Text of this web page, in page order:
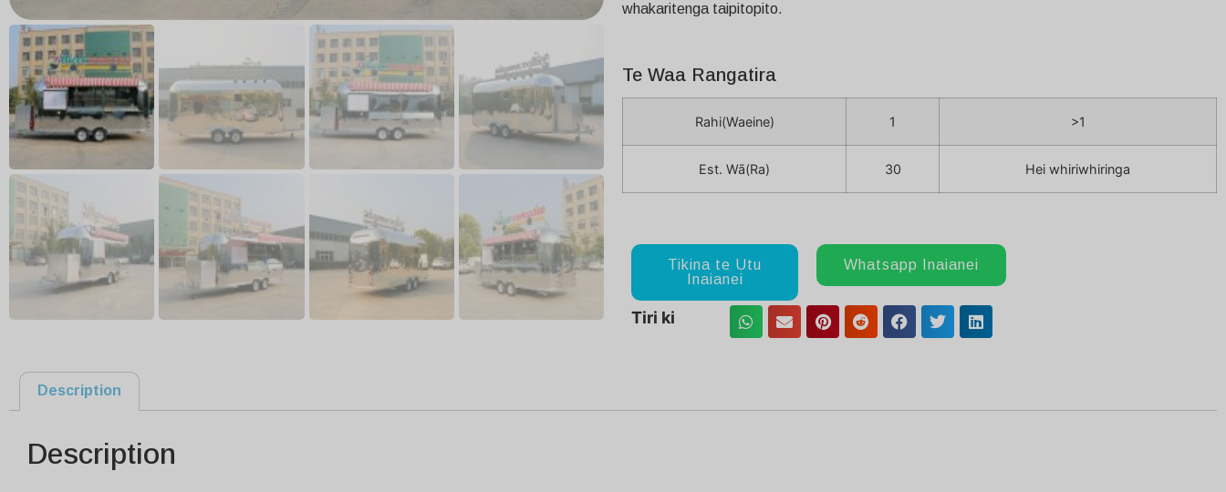
whakaritenga taipitopito.
Te Waa Rangatira
Rahi(Waeine) 1 >1
Est. Wā(Ra) 30 Hei whiriwhiringa
Tikina te Utu
Inaianei
Whatsapp Inaianei
Tiri ki
Description
Description